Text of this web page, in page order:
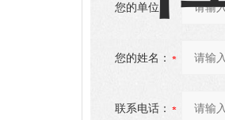
您的单位：
您的姓名：
联系电话：